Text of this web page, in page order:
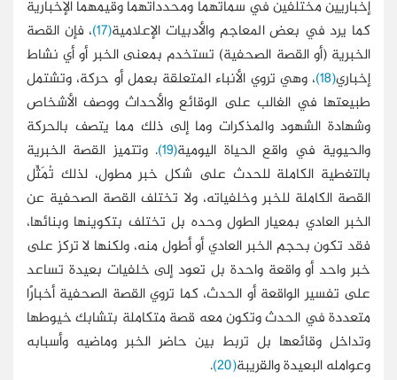
إخباريين مختلفين في سماتهما ومحدداتهما وقيمهما الإخبارية
كما يرد في بعض المعاجم والأدبيات الإعلامية(17)
، فإن القصة
الخبرية (أو القصة الصحفية) تستخدم بمعنى الخبر أو أي نشاط
إخباري(18)
، وهي تروي الأنباء المتعلقة بعمل أو حركة، وتشتمل
طبيعتها في الغالب على الوقائع والأحداث ووصف الأشخاص
وشهادة الشهود والمذكرات وما إلى ذلك مما يتصف بالحركة
والحيوية في واقع الحياة اليومية(19)
. وتتميز القصة الخبرية
بالتغطية الكاملة للحدث على شكل خبر مطول، لذلك تُمَثِّل
القصة الكاملة للخبر وخلفياته، ولا تختلف القصة الصحفية عن
الخبر العادي بمعيار الطول وحده بل تختلف بتكوينها وبنائها،
فقد تكون بحجم الخبر العادي أو أطول منه، ولكنها لا تركز على
خبر واحد أو واقعة واحدة بل تعود إلى خلفيات بعيدة تساعد
على تفسير الواقعة أو الحدث، كما تروي القصة الصحفية أخبارًا
متعددة في الحدث وتكون معه قصة متكاملة بتشابك خيوطها
وتداخل وقائعها بل تربط بين حاضر الخبر وماضيه وأسبابه
وعوامله البعيدة والقريبة(20)
.